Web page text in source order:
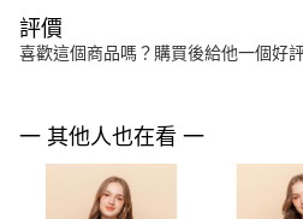
評價
喜歡這個商品嗎？購買後給他一個好
一 其他人也在看 一